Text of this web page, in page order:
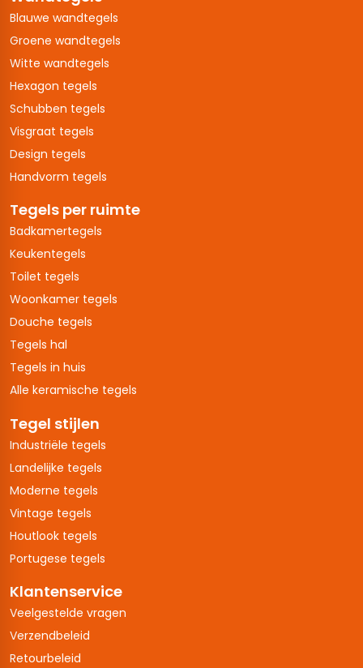
Blauwe wandtegels
Groene wandtegels
Witte wandtegels
Hexagon tegels
Schubben tegels
Visgraat tegels
Design tegels
Handvorm tegels
Tegels per ruimte
Badkamertegels
Keukentegels
Toilet tegels
Woonkamer tegels
Douche tegels
Tegels hal
Tegels in huis
Alle keramische tegels
Tegel stijlen
Industriële tegels
Landelijke tegels
Moderne tegels
Vintage tegels
Houtlook tegels
Portugese tegels
Klantenservice
Veelgestelde vragen
Verzendbeleid
Retourbeleid